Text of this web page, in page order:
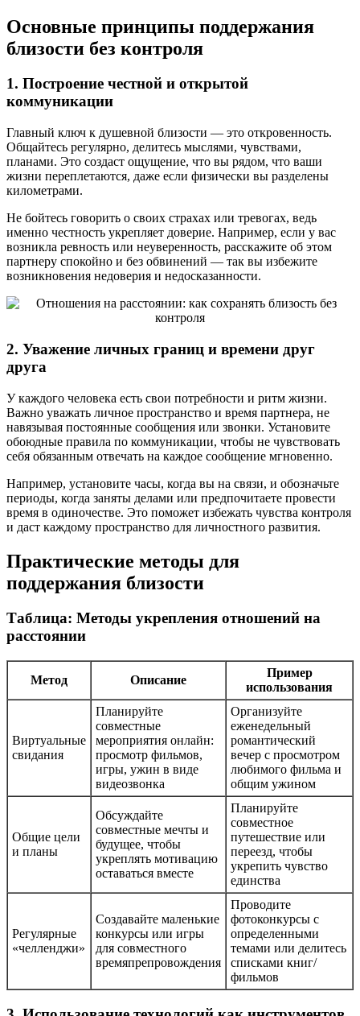
Основные принципы поддержания
близости без контроля
1. Построение честной и открытой
коммуникации
Главный ключ к душевной близости — это откровенность.
Общайтесь регулярно, делитесь мыслями, чувствами,
планами. Это создаст ощущение, что вы рядом, что ваши
жизни переплетаются, даже если физически вы разделены
километрами.
Не бойтесь говорить о своих страхах или тревогах, ведь
именно честность укрепляет доверие. Например, если у вас
возникла ревность или неуверенность, расскажите об этом
партнеру спокойно и без обвинений — так вы избежите
возникновения недоверия и недосказанности.
2. Уважение личных границ и времени друг
друга
У каждого человека есть свои потребности и ритм жизни.
Важно уважать личное пространство и время партнера, не
навязывая постоянные сообщения или звонки. Установите
обоюдные правила по коммуникации, чтобы не чувствовать
себя обязанным отвечать на каждое сообщение мгновенно.
Например, установите часы, когда вы на связи, и обозначьте
периоды, когда заняты делами или предпочитаете провести
время в одиночестве. Это поможет избежать чувства контроля
и даст каждому пространство для личностного развития.
Практические методы для
поддержания близости
Таблица: Методы укрепления отношений на
расстоянии
Метод Описание
Пример
использования
Виртуальные
свидания
Планируйте
совместные
мероприятия онлайн:
просмотр фильмов,
игры, ужин в виде
видеозвонка
Организуйте
еженедельный
романтический
вечер с просмотром
любимого фильма и
общим ужином
Общие цели
и планы
Обсуждайте
совместные мечты и
будущее, чтобы
укреплять мотивацию
оставаться вместе
Планируйте
совместное
путешествие или
переезд, чтобы
укрепить чувство
единства
Регулярные
«челленджи»
Создавайте маленькие
конкурсы или игры
для совместного
времяпрепровождения
Проводите
фотоконкурсы с
определенными
темами или делитесь
списками книг/
фильмов